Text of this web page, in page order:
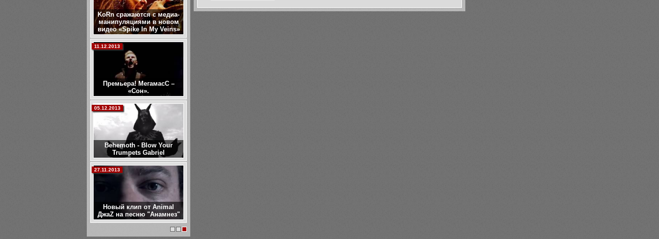
KoRn сражаются с медиа-
манипуляциями в новом
видео «Spike In My Veins»
Премьера! МегамасС –
«Сон».
11.12.2013
Behemoth - Blow Your
Trumpets Gabriel
05.12.2013
Новый клип от Animal
ДжаZ на песню "Анамнез"
27.11.2013